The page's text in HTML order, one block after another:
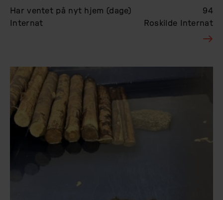
Har ventet på nyt hjem (dage)
94
Internat
Roskilde Internat